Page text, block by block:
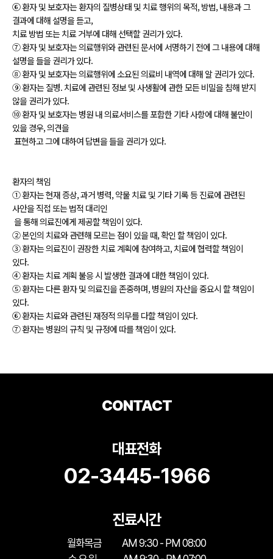
⑥ 환자 및 보호자는 환자의 질병상태 및 치료 행위의 목적, 방법, 내용과 그
결과에 대해 설명을 듣고,
치료 방법 또는 치료 거부에 대해 선택할 권리가 있다.
⑦ 환자 및 보호자는 의료행위와 관련된 문서에 서명하기 전에 그 내용에 대해
설명을 들을 권리가 있다.
⑧ 환자 및 보호자는 의료행위에 소요된 의료비 내역에 대해 알 권리가 있다.
⑨ 환자는 질병. 치료에 관련된 정보 및 사생활에 관한 모든 비밀을 침해 받지
않을 권리가 있다.
⑩ 환자 및 보호자는 병원 내 의료서비스를 포함한 기타 사항에 대해 불만이
있을 경우, 의견을
표현하고 그에 대하여 답변을 들을 권리가 있다.
환자의 책임
① 환자는 현재 증상, 과거 병력, 약물 치료 및 기타 기록 등 진료에 관련된
사안을 직접 또는 법적 대리인
을 통해 의료진에게 제공할 책임이 있다.
② 본인의 치료와 관련해 모르는 점이 있을 때, 확인 할 책임이 있다.
③ 환자는 의료진이 권장한 치료 계획에 참여하고, 치료에 협력할 책임이
있다.
④ 환자는 치료 계획 불응 시 발생한 결과에 대한 책임이 있다.
⑤ 환자는 다른 환자 및 의료진을 존중하며, 병원의 자산을 중요시 할 책임이
있다.
⑥ 환자는 치료와 관련된 재정적 의무를 다할 책임이 있다.
⑦ 환자는 병원의 규칙 및 규정에 따를 책임이 있다.
CONTACT
대표전화
02-3445-1966
진료시간
월화목금
AM 9:30 - PM 08:00